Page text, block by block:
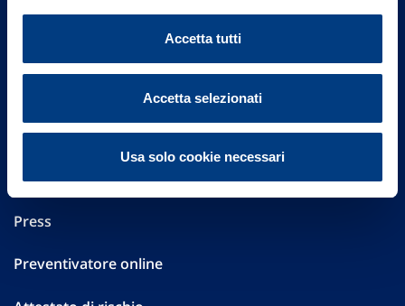
Accetta tutti
Accetta selezionati
Usa solo cookie necessari
Sostenibilità
Performances
Press
Preventivatore online